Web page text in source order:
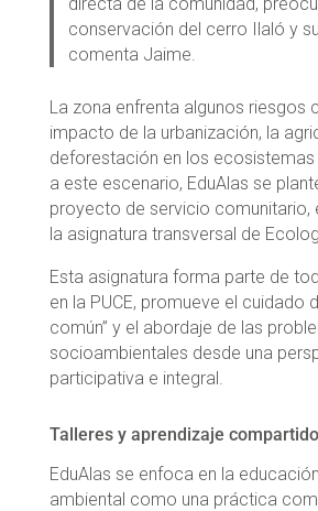
conservación del cerro Ilaló y
comenta Jaime.
La zona enfrenta algunos riesgos
impacto de la urbanización, la
deforestación en los ecosistemas
a este escenario, EduAlas se
proyecto de servicio comunitario,
la asignatura transversal de
Esta asignatura forma parte de
en la PUCE, promueve el cuidado
común” y el abordaje de las
socioambientales desde una
participativa e integral.
Talleres y aprendizaje compartido
EduAlas se enfoca en la educación
ambiental como una práctica